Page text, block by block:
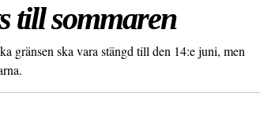
till sommaren
gränsen ska vara stängd till den 14:e juni, men